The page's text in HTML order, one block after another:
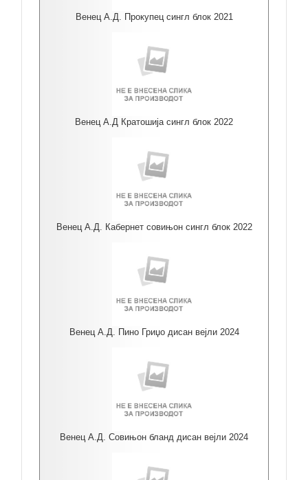
Венец А.Д. Прокупец сингл блок 2021
Венец А.Д Кратошија сингл блок 2022
Венец А.Д. Кабернет совињон сингл блок 2022
Венец А.Д. Пино Гриџо дисан вејли 2024
Венец А.Д. Совињон бланд дисан вејли 2024